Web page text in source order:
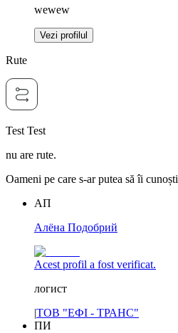
wewew
Vezi profilul
Rute
Test Test
nu are rute.
Oameni pe care s-ar putea să îi cunoști
АП
Алёна Подобрий
Acest profil a fost verificat.
логист
|ТОВ "ЕФІ - ТРАНС"
ПИ